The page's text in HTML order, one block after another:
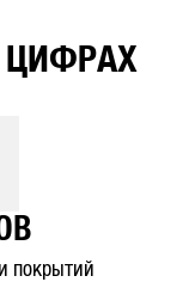
ЦИФРАХ
покрытий